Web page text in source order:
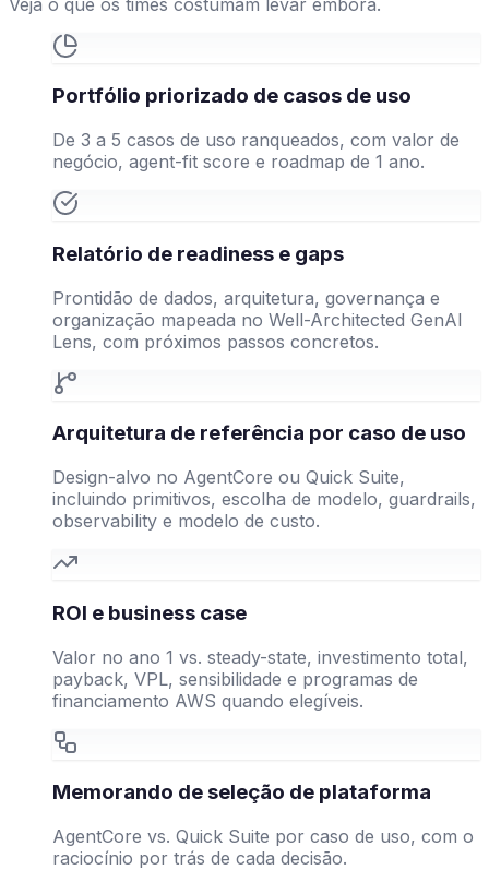
Portfólio priorizado de casos de uso
De 3 a 5 casos de uso ranqueados, com valor de
negócio, agent-fit score e roadmap de 1 ano.
Relatório de readiness e gaps
Prontidão de dados, arquitetura, governança e
organização mapeada no Well-Architected GenAI
Lens, com próximos passos concretos.
Arquitetura de referência por caso de uso
Design-alvo no AgentCore ou Quick Suite,
incluindo primitivos, escolha de modelo, guardrails,
observability e modelo de custo.
ROI e business case
Valor no ano 1 vs. steady-state, investimento total,
payback, VPL, sensibilidade e programas de
financiamento AWS quando elegíveis.
Memorando de seleção de plataforma
AgentCore vs. Quick Suite por caso de uso, com o
raciocínio por trás de cada decisão.